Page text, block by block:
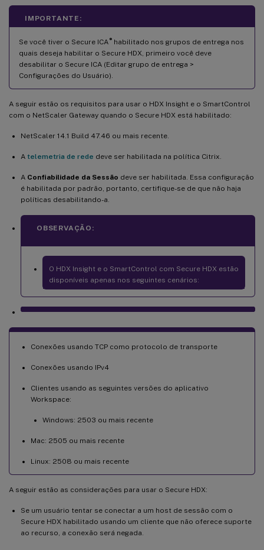
IMPORTANTE:
Se você tiver o Secure ICA ®habilitado nos grupos de entrega nos
quais deseja habilitar o Secure HDX, primeiro você deve
desabilitar o Secure ICA (Editar grupo de entrega >
Configurações do Usuário).
A seguir estão os requisitos para usar o HDX Insight e o SmartControl
com o NetScaler Gateway quando o Secure HDX está habilitado:
NetScaler 14.1 Build 47.46 ou mais recente.
A telemetria de rede deve ser habilitada na política Citrix.
A Confiabilidade da Sessão deve ser habilitada. Essa configuração
é habilitada por padrão, portanto, certifique-se de que não haja
políticas desabilitando-a.
OBSERVAÇÃO:
O HDX Insight e o SmartControl com Secure HDX estão
disponíveis apenas nos seguintes cenários:
Conexões usando TCP como protocolo de transporte
Conexões usando IPv4
Clientes usando as seguintes versões do aplicativo
Workspace:
Windows: 2503 ou mais recente
Mac: 2505 ou mais recente
Linux: 2508 ou mais recente
A seguir estão as considerações para usar o Secure HDX:
Se um usuário tentar se conectar a um host de sessão com o
Secure HDX habilitado usando um cliente que não oferece suporte
ao recurso, a conexão será negada.